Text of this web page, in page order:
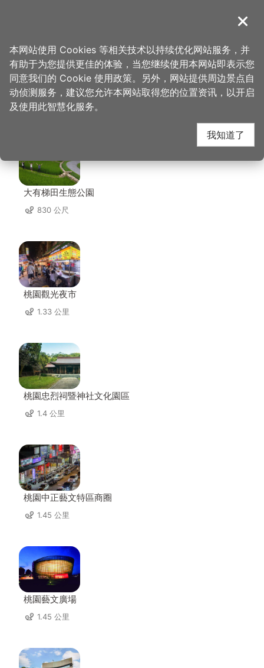
導覽
首页 > 想去的地方 > 住宿 > 原鹤旅馆
原鹤旅馆 周边景点
大有梯田生態公園
830 公尺
桃園觀光夜市
1.33 公里
桃園忠烈祠暨神社文化園區
1.4 公里
桃園中正藝文特區商圈
1.45 公里
桃園藝文廣場
1.45 公里
关闭
本网站使用 Cookies 等相关技术以持续优化网站服务，并
有助于为您提供更佳的体验，当您继续使用本网站即表示您
同意我们的 Cookie 使用政策。另外，网站提供周边景点自
动侦测服务，建议您允许本网站取得您的位置资讯，以开启
及使用此智慧化服务。
我知道了